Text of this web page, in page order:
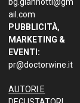
ail.com
PUBBLICITÀ,
MARKETING &
EVENTI:
pr@doctorwine.it
AUTORI E